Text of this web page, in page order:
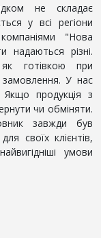
не складає
у всі регіони
"Нова
різні.
готівкою при
У нас
продукція з
чи обміняти.
завжди був
своїх клієнтів,
умови